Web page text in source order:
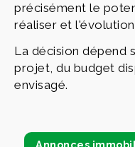
précisément le
réaliser et
La décision dépend
projet, du budget
envisagé.
Annonces